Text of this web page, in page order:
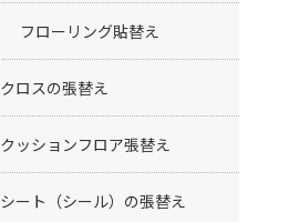
フローリング貼替え
クロスの張替え
クッションフロア張替え
シート（シール）の張替え